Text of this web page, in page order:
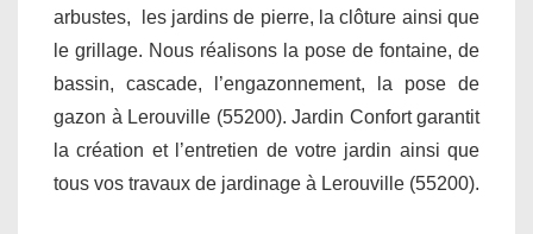
arbustes, les jardins de pierre, la clôture ainsi que
le grillage. Nous réalisons la pose de fontaine, de
bassin, cascade, l’engazonnement, la pose de
gazon à Lerouville (55200). Jardin Confort garantit
la création et l’entretien de votre jardin ainsi que
tous vos travaux de jardinage à Lerouville (55200).